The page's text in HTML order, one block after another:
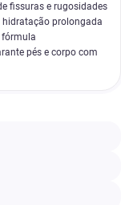
fissuras e rugosidades
hidratação prolongada
fórmula
pés e corpo com